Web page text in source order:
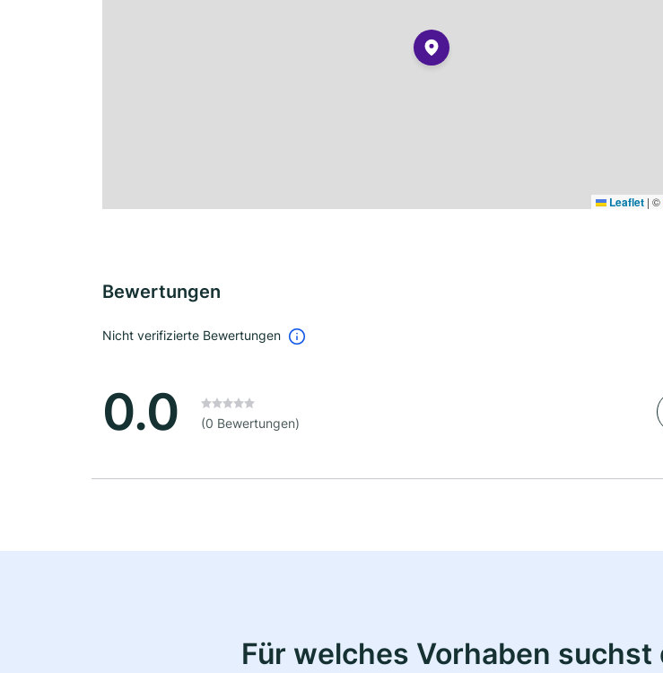
Leaflet | ©
Bewertungen
Nicht verifizierte Bewertungen
0.0 (0 Bewertungen)
Für welches Vorhaben